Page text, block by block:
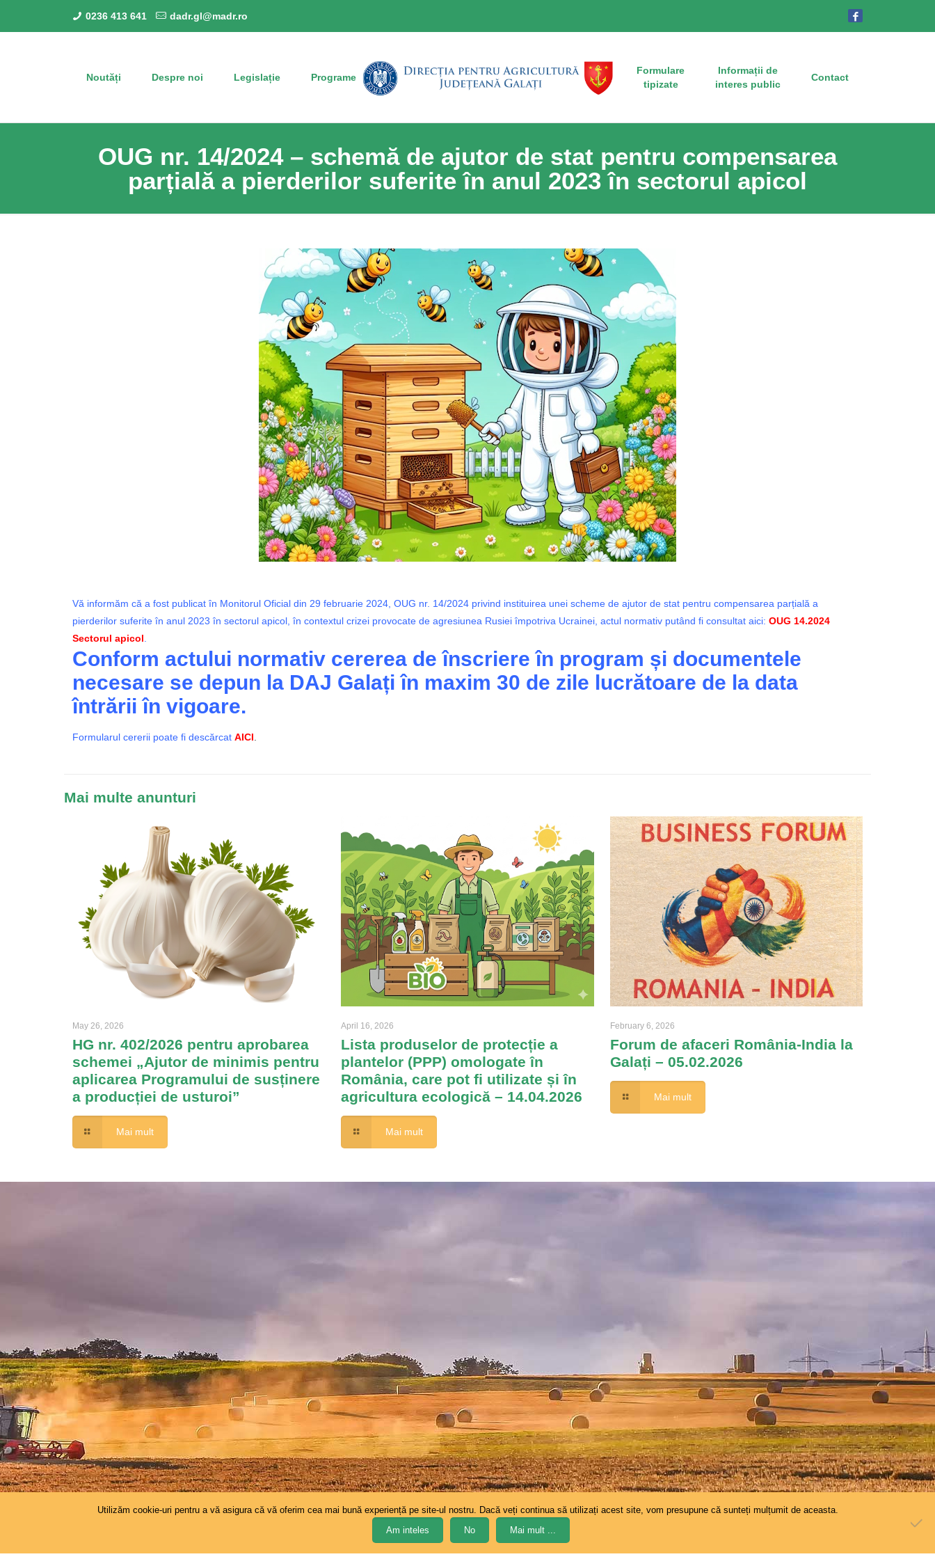
0236 413 641 dadr.gl@madr.ro
Noutăți Despre noi Legislație Programe
Formulare
tipizate
Informații de
interes public
Contact
OUG nr. 14/2024 – schemă de ajutor de stat pentru compensarea
parțială a pierderilor suferite în anul 2023 în sectorul apicol
Vă informăm că a fost publicat în Monitorul Oficial din 29 februarie 2024, OUG nr. 14/2024 privind instituirea unei scheme de ajutor de stat pentru compensarea parțială a
pierderilor suferite în anul 2023 în sectorul apicol, în contextul crizei provocate de agresiunea Rusiei împotriva Ucrainei, actul normativ putând fi consultat aici: OUG 14.2024
Sectorul apicol.
Conform actului normativ cererea de înscriere în program și documentele
necesare se depun la DAJ Galați în maxim 30 de zile lucrătoare de la data
întrării în vigoare.
Formularul cererii poate fi descărcat AICI.
Mai multe anunturi
May 26, 2026
HG nr. 402/2026 pentru aprobarea
schemei „Ajutor de minimis pentru
aplicarea Programului de susținere
a producției de usturoi”
Mai mult
April 16, 2026
Lista produselor de protecție a
plantelor (PPP) omologate în
România, care pot fi utilizate și în
agricultura ecologică – 14.04.2026
Mai mult
February 6, 2026
Forum de afaceri România-India la
Galați – 05.02.2026
Mai mult
Utilizăm cookie-uri pentru a vă asigura că vă oferim cea mai bună experiență pe site-ul nostru. Dacă veți continua să utilizați acest site, vom presupune că sunteți mulțumit de aceasta.
Am inteles
No Mai mult ...